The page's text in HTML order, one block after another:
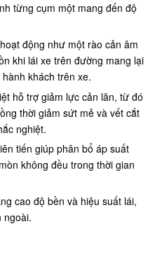
từng cụm một mang đến độ
động như một rào cản âm
khi lái xe trên đường mang lại
khách trên xe.
hỗ trợ giảm lực cản lăn, từ đó
thời giảm sứt mẻ và vết cắt
nghiệt.
tiến giúp phân bổ áp suất
không đều trong thời gian
cao độ bền và hiệu suất lái,
ngoài.